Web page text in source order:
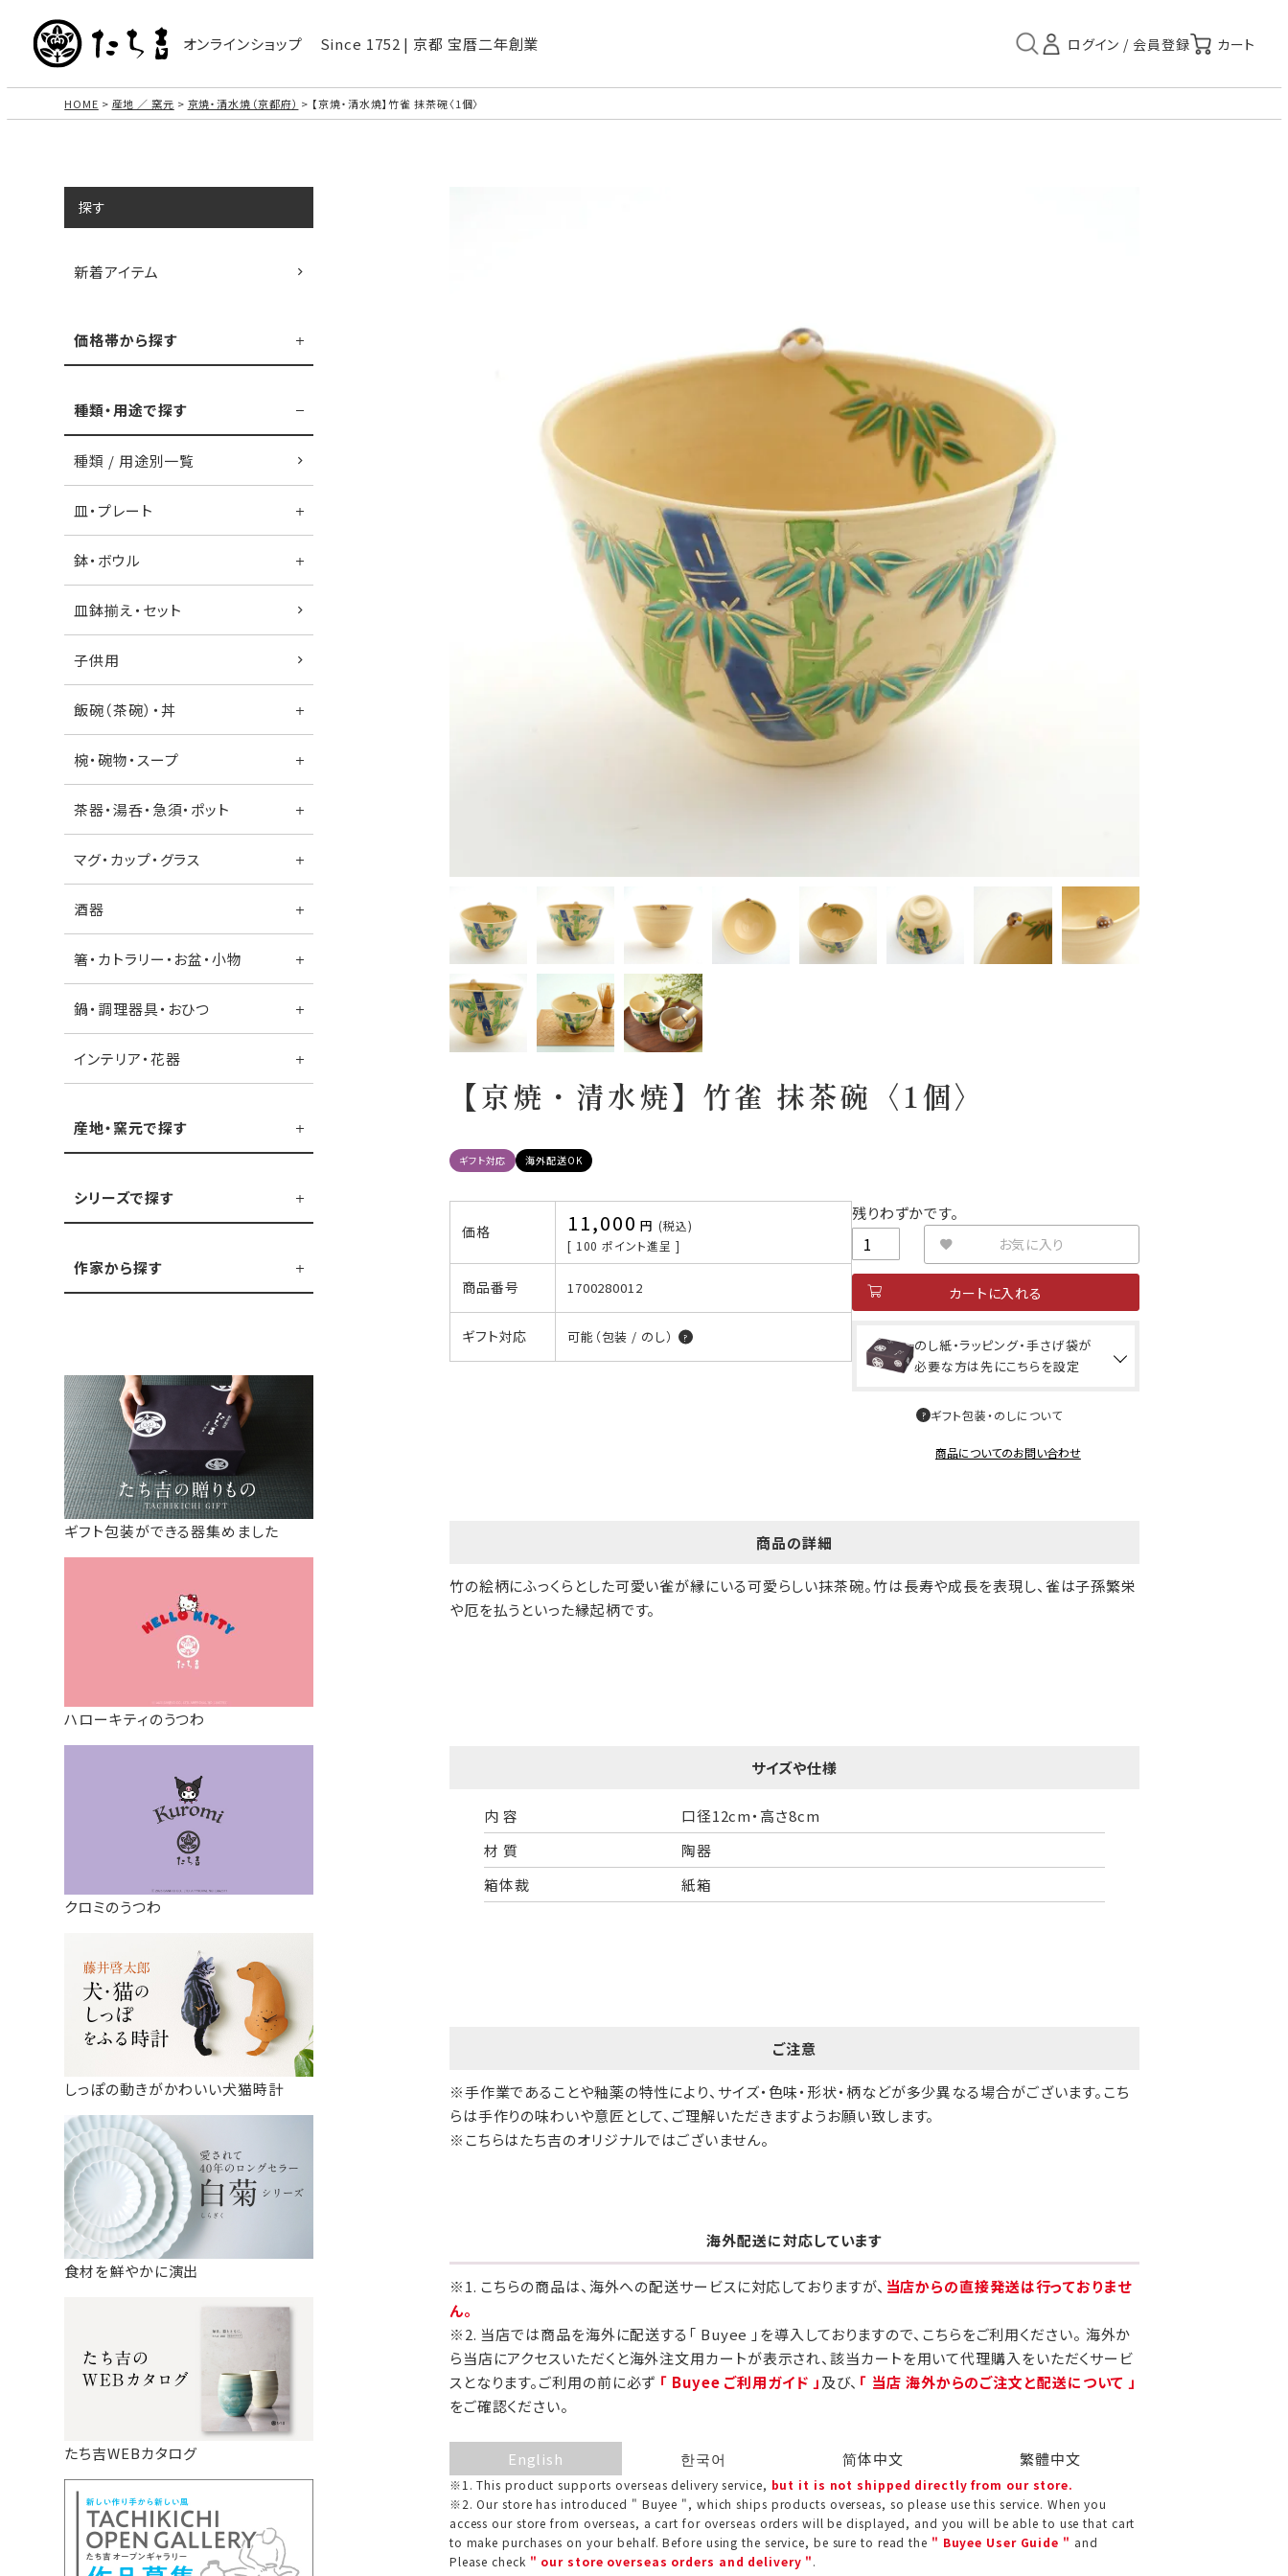
オンラインショップ Since 1752 | 京都 宝暦二年創業
HOME 産地 ／ 窯元 京焼・清水焼（京都府） 【京焼・清水焼】竹雀 抹茶碗〈1個〉
探す
新着アイテム
価格帯から探す
種類・用途で探す
種類 / 用途別一覧
皿・プレート
鉢・ボウル
皿鉢揃え・セット
子供用
飯碗（茶碗）・丼
椀・碗物・スープ
茶器・湯呑・急須・ポット
マグ・カップ・グラス
酒器
箸・カトラリー・お盆・小物
鍋・調理器具・おひつ
インテリア・花器
産地・窯元で探す
シリーズで探す
作家から探す
ギフト包装ができる器集めました
ハローキティのうつわ
クロミのうつわ
しっぽの動きがかわいい犬猫時計
食材を鮮やかに演出
たち吉WEBカタログ
【京焼・清水焼】竹雀 抹茶碗〈1個〉
ギフト対応 海外配送OK
価格 11,000
税込
[ 100 ポイント進呈 ]
商品番号 1700280012
ギフト対応 可能（包装 / のし）
ギフト包装について
当店でギフト対応の商品をご購入いただきますと、熨斗（のし）掛
天掛け包装について
ギフト袋について
手提袋はお付けできません。
手提げ袋について
ご注文時に、ご希望枚数をご記入ください。
A:京名所 袋
高さ
32.5cm
横
22cm
幅
9cm
残りわずかです。
お気に入り
カートに入れる
のし紙・ラッピング・手さげ袋が
必要な方は先にこちらを設定
ギフト包装・のしについて
商品についてのお問い合わせ
商品の詳細
竹の絵柄にふっくらとした可愛い雀が縁にいる可愛らしい抹茶碗。竹は長寿や成長を表現し、雀は子孫繁栄
や厄を払うといった縁起柄です。
サイズや仕様
内 容
口径12cm・高さ8cm
材 質
陶器
箱体裁
紙箱
ご注意
※手作業であることや釉薬の特性により、サイズ・色味・形状・柄などが多少異なる場合がございます。こち
らは手作りの味わいや意匠として、ご理解いただきますようお願い致します。
※こちらはたち吉のオリジナルではございません。
海外配送に対応しています
※1. こちらの商品は、海外への配送サービスに対応しておりますが、 当店からの直接発送は行っておりませ
ん。
※2. 当店では商品を海外に配送する「 Buyee 」を導入しておりますので、こちらをご利用ください。 海外か
ら当店にアクセスいただくと海外注文用カートが表示され、該当カートを用いて代理購入をいただくサービ
スとなります。ご利用の前に必ず 「 Buyee ご利用ガイド 」及び、 「 当店 海外からのご注文と配送について 」
をご確認ください。
English
※1. This product supports overseas delivery service, but it is not shipped directly from our store.
※2. Our store has introduced " Buyee ", which ships products overseas, so please use this service. When you
access our store from overseas, a cart for overseas orders will be displayed, and you will be able to use that cart
to make purchases on your behalf. Before using the service, be sure to read the " Buyee User Guide " and
Please check " our store overseas orders and delivery ".
한국어 简体中文 繁體中文